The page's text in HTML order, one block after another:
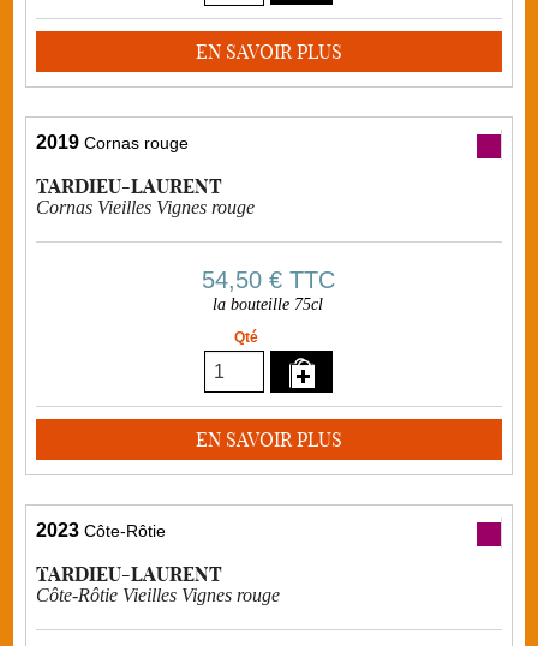
EN SAVOIR PLUS
2019 Cornas rouge
TARDIEU-LAURENT
Cornas Vieilles Vignes rouge
54,50 €TTC
la bouteille 75cl
Qté
EN SAVOIR PLUS
2023 Côte-Rôtie
TARDIEU-LAURENT
Côte-Rôtie Vieilles Vignes rouge